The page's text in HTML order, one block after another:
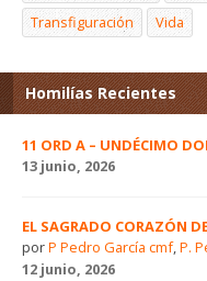
Transfiguración
Vida
Homilías Recientes
11 ORD A – UNDÉCIMO
13 junio, 2026
EL SAGRADO CORAZÓN
porP Pedro García cmf,P.
12 junio, 2026